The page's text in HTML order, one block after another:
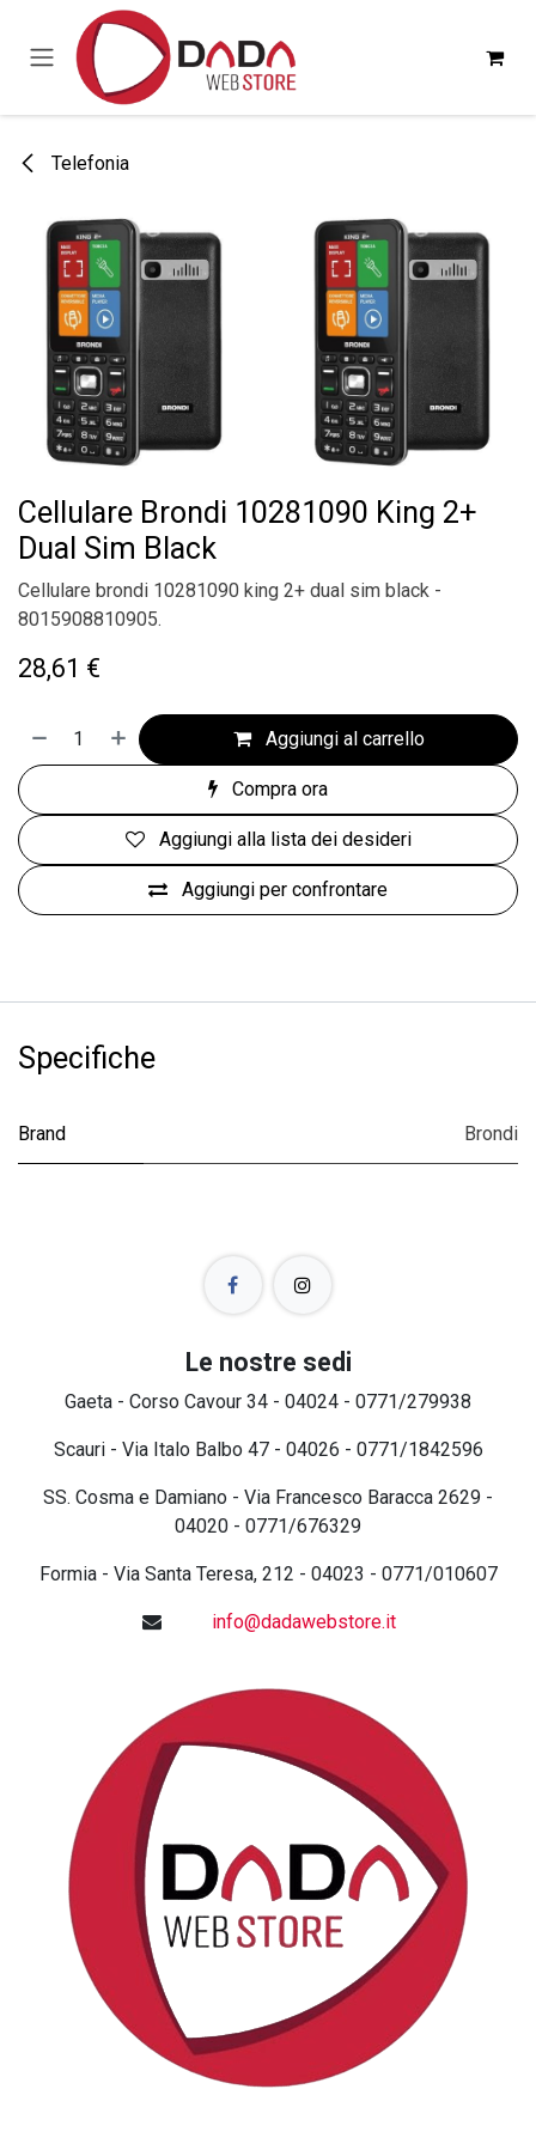
Passa al contenuto
Telefonia
Cellulare Brondi 10281090 King 2+
Dual Sim Black
Cellulare brondi 10281090 king 2+ dual sim black -
8015908810905.
28,61 €
Aggiungi al carrello
Compra ora
Aggiungi per confrontare
Aggiungi alla lista dei desideri
Specifiche
Brand Brondi
Le nostre sedi
Gaeta - Corso Cavour 34 - 04024 - 0771/279938
Scauri - Via Italo Balbo 47 - 04026 - 0771/1842596
SS. Cosma e Damiano - Via Francesco Baracca 2629 -
04020 - 0771/676329
Formia - Via Santa Teresa, 212 - 04023 - 0771/010607
info@dadawebstore.it